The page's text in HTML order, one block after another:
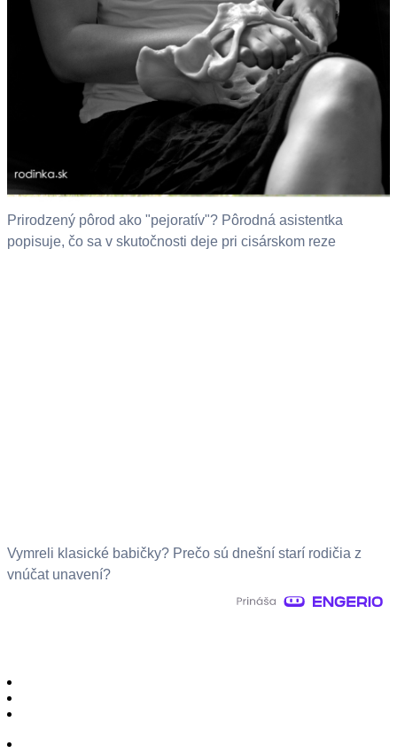
Prirodzený pôrod ako "pejoratív"? Pôrodná asistentka
popisuje, čo sa v skutočnosti deje pri cisárskom reze
Vymreli klasické babičky? Prečo sú dnešní starí rodičia z
vnúčat unavení?